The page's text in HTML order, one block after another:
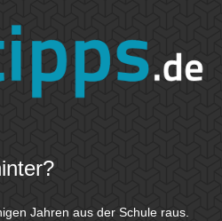
Jahren aus der Schule raus.